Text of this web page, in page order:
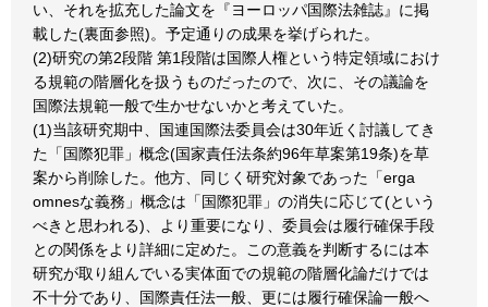
い、それを拡充した論文を『ヨーロッパ国際法雑誌』に掲
載した(裏面参照)。予定通りの成果を挙げられた。
(2)研究の第2段階 第1段階は国際人権という特定領域におけ
る規範の階層化を扱うものだったので、次に、その議論を
国際法規範一般で生かせないかと考えていた。
(1)当該研究期中、国連国際法委員会は30年近く討議してき
た「国際犯罪」概念(国家責任法条約96年草案第19条)を草
案から削除した。他方、同じく研究対象であった「erga
omnesな義務」概念は「国際犯罪」の消失に応じて(という
べきと思われる)、より重要になり、委員会は履行確保手段
との関係をより詳細に定めた。この意義を判断するには本
研究が取り組んでいる実体面での規範の階層化論だけでは
不十分であり、国際責任法一般、更には履行確保論一般へ